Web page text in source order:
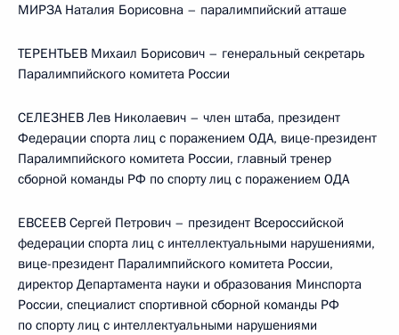
МИРЗА Наталия Борисовна – паралимпийский атташе
ТЕРЕНТЬЕВ Михаил Борисович – генеральный секретарь
Паралимпийского комитета России
СЕЛЕЗНЕВ Лев Николаевич – член штаба, президент
Федерации спорта лиц с поражением ОДА, вице-президент
Паралимпийского комитета России, главный тренер
сборной команды РФ по спорту лиц с поражением ОДА
ЕВСЕЕВ Сергей Петрович – президент Всероссийской
федерации спорта лиц с интеллектуальными нарушениями,
вице-президент Паралимпийского комитета России,
директор Департамента науки и образования Минспорта
России, специалист спортивной сборной команды РФ
по спорту лиц с интеллектуальными нарушениями